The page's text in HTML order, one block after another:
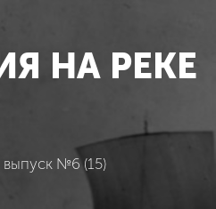
НА РЕКЕ
№6 (15)